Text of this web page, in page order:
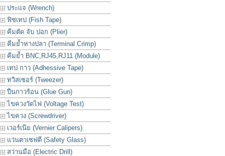
ประเเจ (Wrench)
ฟิชเทป (Fish Tape)
คีมตัด จับ ปอก (Plier)
คีมย้ำหางปลา (Terminal Crimp)
คีมย้ำ BNC,RJ45,RJ11 (Module)
เทป กาว (Adhessive Tape)
ทวิสเซอร์ (Tweezer)
ปืนกาวร้อน (Glue Gun)
ไขควงวัดไฟ (Voltage Test)
ไขควง (Screwdriver)
เวอร์เนีย (Vernier Calipers)
แว่นตาเซฟตี (Safety Glass)
สว่านมือ (Electric Drill)